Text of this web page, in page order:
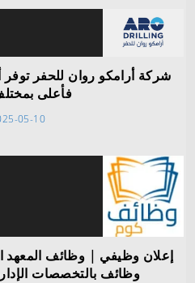
فأعلى
05-10
إعلان وظيفي | وظائف المعهد
وظائف بالتخصصات